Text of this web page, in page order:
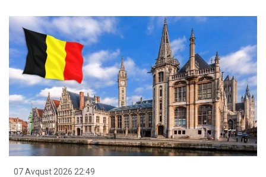
07 Avqust 2026 22:49